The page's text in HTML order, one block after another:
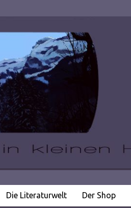
Die Literaturwelt Der Shop